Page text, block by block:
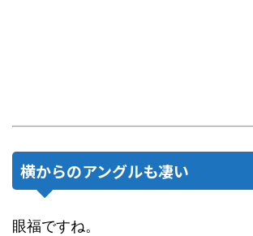
横からのアングルも凄い
眼福ですね。